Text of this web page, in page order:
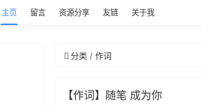
主页 留言 资源分享 友链 关于我
分类 作词
【作词】随笔 成为你